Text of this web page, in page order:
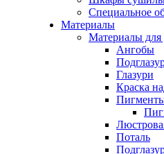
Специальное
Материалы
Материалы для
Ангобы
Глазури
Краска
Поталь